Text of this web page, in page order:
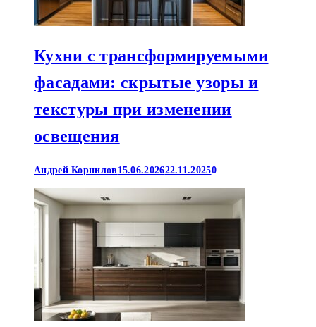
Кухни с трансформируемыми
фасадами: скрытые узоры и
текстуры при изменении
освещения
Андрей Корнилов 15.06.202622.11.20250